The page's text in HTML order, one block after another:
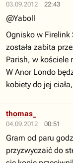
03.09.2012 22:43
@Yaboll
Ognisko w Firelink
została zabita
Parish, w kościele
W Anor Londo
kobiety do jej
04.09.2012 00:51
thomas_
Gram od paru
przyzwyczaić do